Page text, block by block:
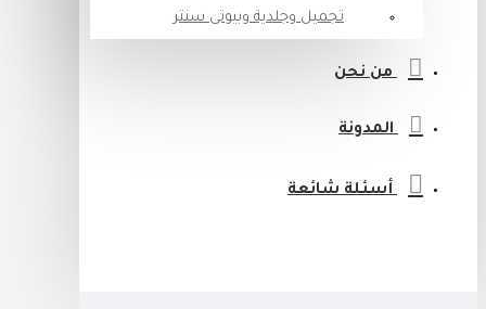
تجميل وجلدية وبيوتى سنتر
من نحن
المدونة
أسئلة شائعة